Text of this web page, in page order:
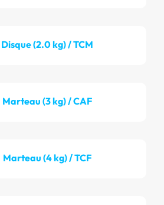
Disque (2.0 kg) / TCM
Marteau (3 kg) / CAF
Marteau (4 kg) / TCF